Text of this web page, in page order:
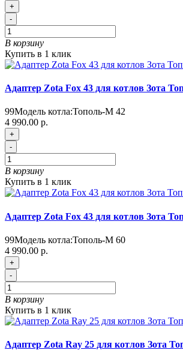
+
-
В корзину
Купить в 1 клик
Адаптер Zota Fox 43 для котлов Зота
99Модель котла:Тополь-М 42
4 990.00 р.
+
-
В корзину
Купить в 1 клик
Адаптер Zota Fox 43 для котлов Зота
99Модель котла:Тополь-М 60
4 990.00 р.
+
-
В корзину
Купить в 1 клик
Адаптер Zota Ray 25 для котлов Зота